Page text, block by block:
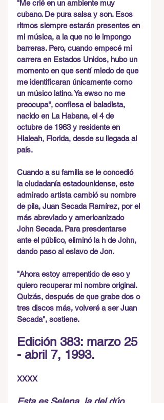
"Me crié en un ambiente muy
cubano. De pura salsa y son. Esos
ritmos siempre estarán presentes en
mi música, a la que no le impongo
barreras. Pero, cuando empecé mi
carrera en Estados Unidos, hubo un
momento en que sentí miedo de que
me identificaran únicamente como
un músico latino. Ya ewso no me
preocupa", confiesa el baladista,
nacido en La Habana, el 4 de
octubre de 1963 y residente en
Hialeah, Florida, desde su llegada al
país.
Cuando a su familia se le concedió
la ciudadanía estadounidense, este
admirado artista cambió su nombre
de pila, Juan Secada Ramírez, por el
más abreviado y americanizado
John Secada. Para presdentarse
ante el público, eliminó la h de John,
dando paso al eslavo de Jon.
"Ahora estoy arrepentido de eso y
quiero recuperar mi nombre original.
Quizás, después de que grabe dos o
tres discos más, volveré a ser Juan
Secada", sostiene.
Edición 383: marzo 25
- abril 7, 1993.
XXXX
Esta es Selena, la del dúo